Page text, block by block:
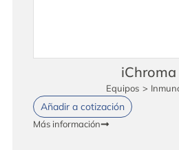
iChroma
Equipos >
Añadir a cotización
Más información